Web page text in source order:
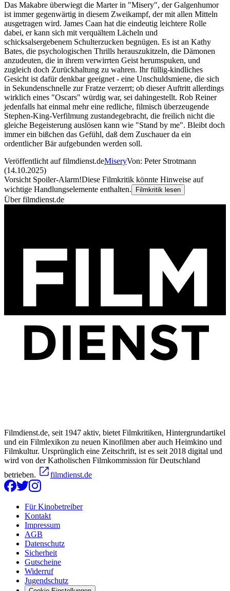
Das Makabre überwiegt die Marter in "Misery", der Galgenhumor
ist immer gegenwärtig in diesem Zweikampf, der mit allen Mitteln
ausgetragen wird. James Caan hat die eindeutig leichtere Rolle
dabei, er kann sich mit verquältem Lächeln und
schicksalsergebenem Schulterzucken begnügen. Es ist an Kathy
Bates, die psychologischen Thrills herauszukitzeln, die Dämonen
anzudeuten, die in ihrem verwirrten Geist herumspuken, und
zugleich doch Zurückhaltung zu wahren. Ihr füllig-kindliches
Gesicht ist dafür denkbar geeignet - eine Unschuldsmiene, die sich
in Sekundenschnelle zur Fratze verzerrt; ob dieser Auftritt allerdings
wirklich eines "Oscars" würdig war, sei dahingestellt. Rob Reiner
jedenfalls hat einmal mehr eine redliche, filmisch überzeugende
Stephen-King-Verfilmung zustandegebracht, die freilich nicht die
gleiche Begeisterung auslösen kann wie "Stand by me". Bleibt doch
immer ein bißchen das Gefühl, daß dem Zuschauer da ein
ordentlicher Bär aufgebunden werden soll.
Veröffentlicht auf filmdienst.deMiseryVon: Peter Strotmann
(14.10.2025)
Vorsicht Spoiler-Alarm!Diese Filmkritik könnte Hinweise auf
wichtige Handlungselemente enthalten.
Filmkritik lesen
Über filmdienst.de
Filmdienst.de, seit 1947 aktiv, bietet Filmkritiken, Hintergrundartikel
und ein Filmlexikon zu neuen Kinofilmen aber auch Heimkino und
Filmkultur. Ursprünglich eine Zeitschrift, ist es seit 2018 digital und
wird von der Katholischen Filmkommission für Deutschland
betrieben.
filmdienst.de
Für Kinobetreiber
Kontakt
Impressum
AGB
Datenschutz
Sicherheit
Gutscheine
Widerruf
Jugendschutz